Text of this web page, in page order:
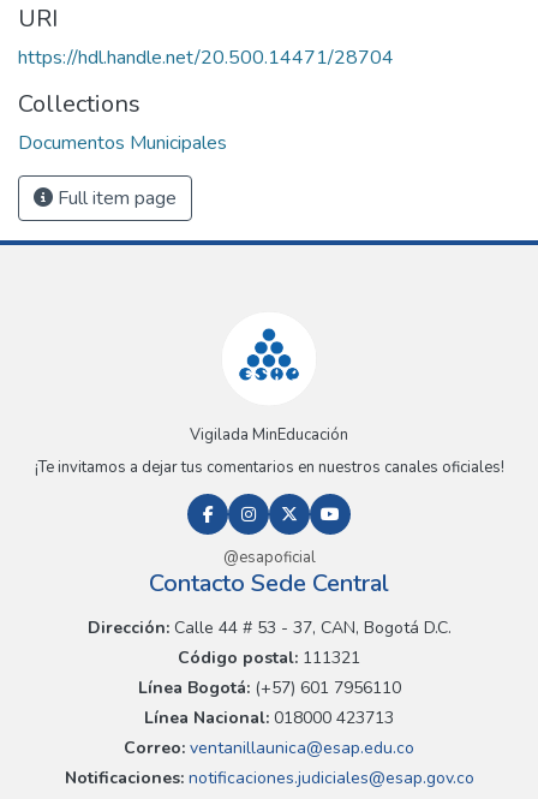
URI
https://hdl.handle.net/20.500.14471/28704
Collections
Documentos Municipales
Full item page
Vigilada MinEducación
¡Te invitamos a dejar tus comentarios en nuestros canales oficiales!
@esapoficial
Contacto Sede Central
Dirección:Calle 44 # 53 - 37, CAN, Bogotá D.C.
Código postal: 111321
Línea Bogotá:(+57) 601 7956110
Línea Nacional: 018000 423713
Correo: ventanillaunica@esap.edu.co
Notificaciones:notificaciones.judiciales@esap.gov.co